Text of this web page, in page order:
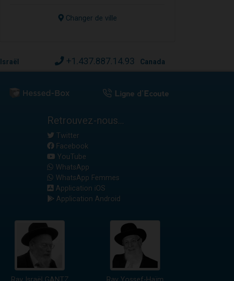
Changer de ville
Israël +1.437.887.14.93 Canada
Retrouvez-nous...
Twitter
Facebook
YouTube
WhatsApp
WhatsApp Femmes
Application iOS
Application Android